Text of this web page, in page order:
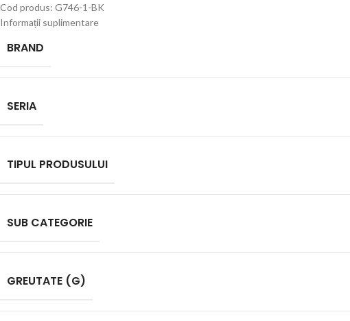
Cod produs: G746-1-BK
Informații suplimentare
BRAND
SERIA
TIPUL PRODUSULUI
SUB CATEGORIE
GREUTATE (G)